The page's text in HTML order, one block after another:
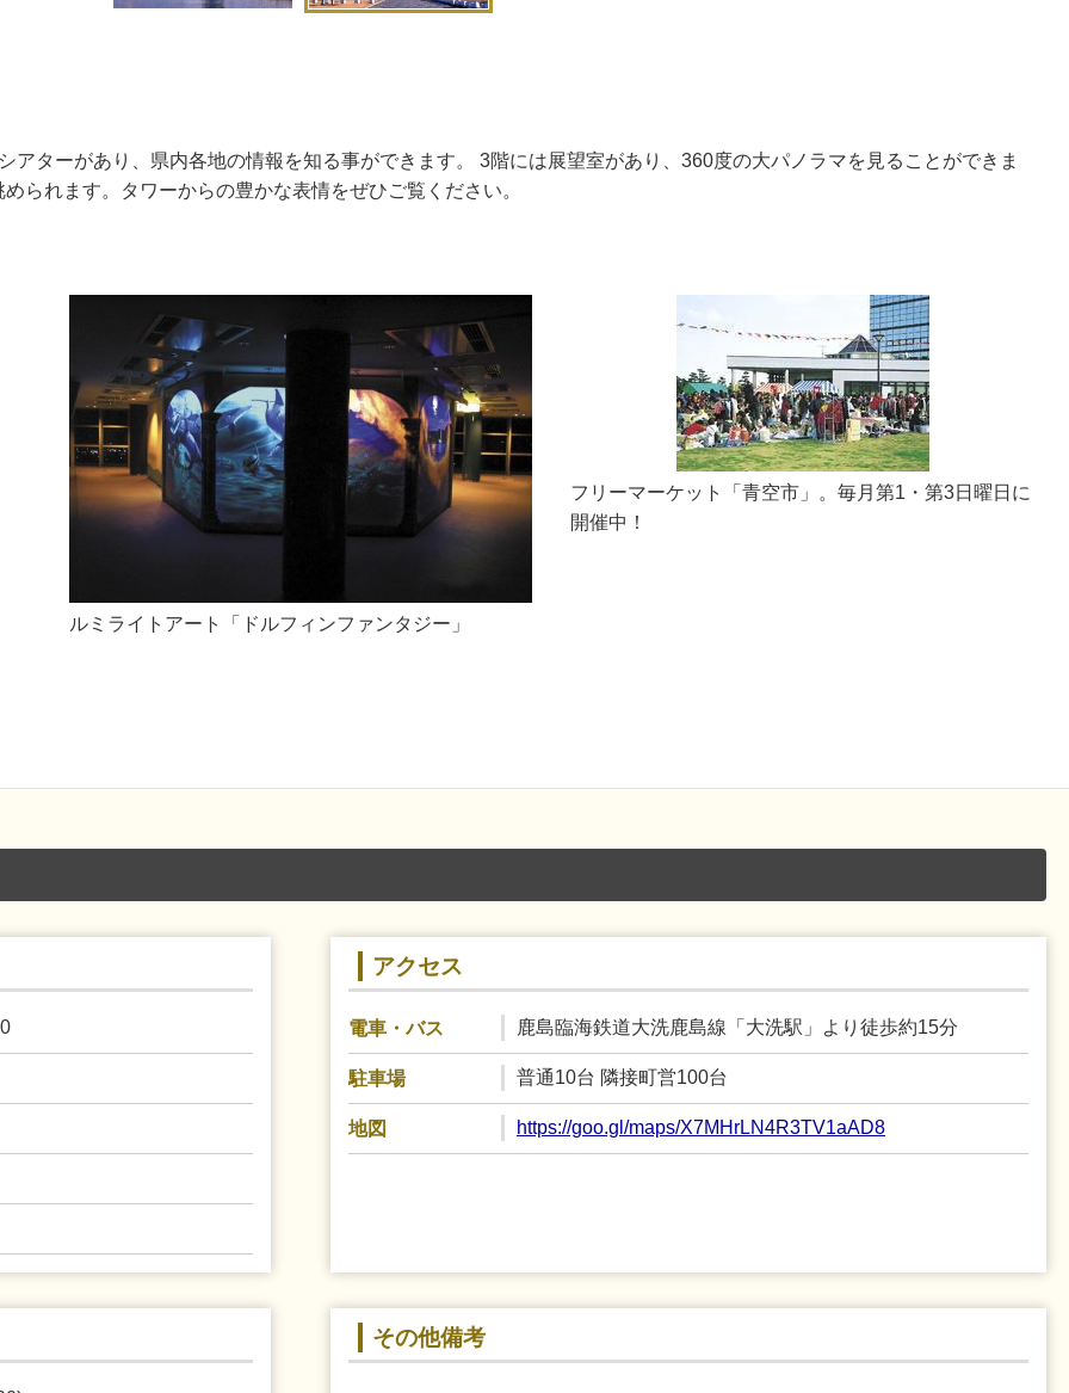
アターがあり、県内各地の情報を知る事ができます。 3階には展望室があり、360度の大パノラマを見ることができま
られます。タワーからの豊かな表情をぜひご覧ください。
ルミライトアート「ドルフィンファンタジー」
フリーマーケット「青空市」。毎月第1・第3日曜日に
開催中！
アクセス
電車・バス 鹿島臨海鉄道大洗鹿島線「大洗駅」より徒歩約15分
駐車場 普通10台 隣接町営100台
地図 https://goo.gl/maps/X7MHrLN4R3TV1aAD8
その他備考